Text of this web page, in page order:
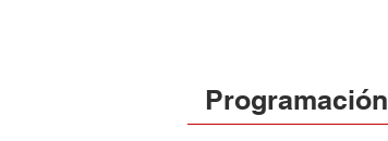
Programación